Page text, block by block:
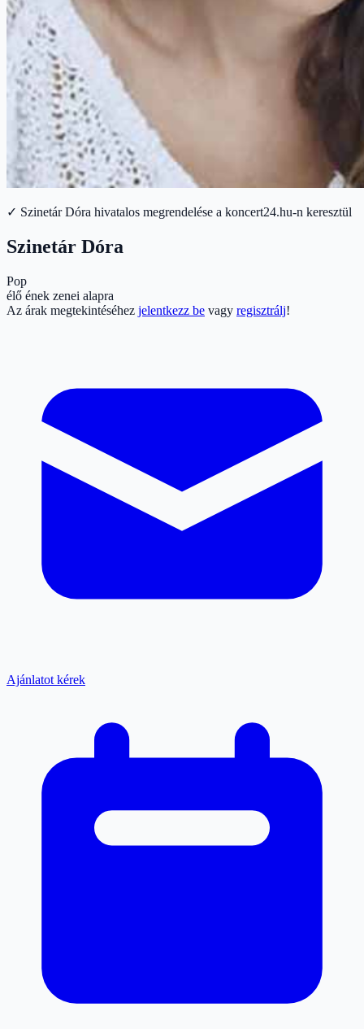
✓ Szinetár Dóra hivatalos megrendelése a koncert24.hu-n keresztül
Szinetár Dóra
Pop
élő ének zenei alapra
Az árak megtekintéséhez jelentkezz be vagy regisztrálj!
Ajánlatot kérek